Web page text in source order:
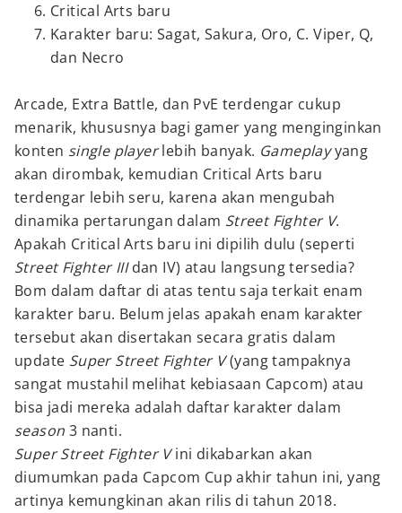
Critical Arts baru
Karakter baru: Sagat, Sakura, Oro, C. Viper, Q,
dan Necro
Arcade, Extra Battle, dan PvE terdengar cukup
menarik, khususnya bagi gamer yang menginginkan
konten single playerlebih banyak. Gameplayyang
akan dirombak, kemudian Critical Arts baru
terdengar lebih seru, karena akan mengubah
dinamika pertarungan dalam Street Fighter V.
Apakah Critical Arts baru ini dipilih dulu (seperti
Street Fighter IIIdan IV) atau langsung tersedia?
Bom dalam daftar di atas tentu saja terkait enam
karakter baru. Belum jelas apakah enam karakter
tersebut akan disertakan secara gratis dalam
update Super Street Fighter V(yang tampaknya
sangat mustahil melihat kebiasaan Capcom) atau
bisa jadi mereka adalah daftar karakter dalam
season 3 nanti.
Super Street Fighter Vini dikabarkan akan
diumumkan pada Capcom Cup akhir tahun ini, yang
artinya kemungkinan akan rilis di tahun 2018.